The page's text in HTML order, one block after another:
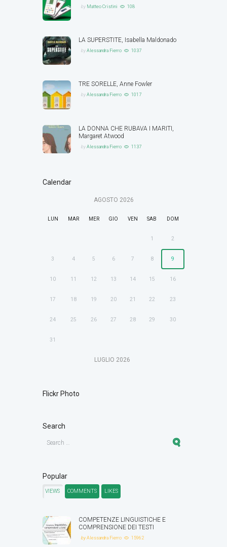
by Matteo Cristini 108
LA SUPERSTITE, Isabella Maldonado
byAlessandra Fierro 1037
TRE SORELLE, Anne Fowler
byAlessandra Fierro 1017
LA DONNA CHE RUBAVA I MARITI,
Margaret Atwood
byAlessandra Fierro 1137
Calendar
AGOSTO 2026
LUN MAR MER GIO VEN SAB DOM
1 2
3 4 5 6 7 8 9
10 11 12 13 14 15 16
17 18 19 20 21 22 23
24 25 26 27 28 29 30
31
LUGLIO 2026
Flickr Photo
Search
Popular
VIEWS COMMENTS LIKES
COMPETENZE LINGUISTICHE E
COMPRENSIONE DEI TESTI
byAlessandra Fierro 15962